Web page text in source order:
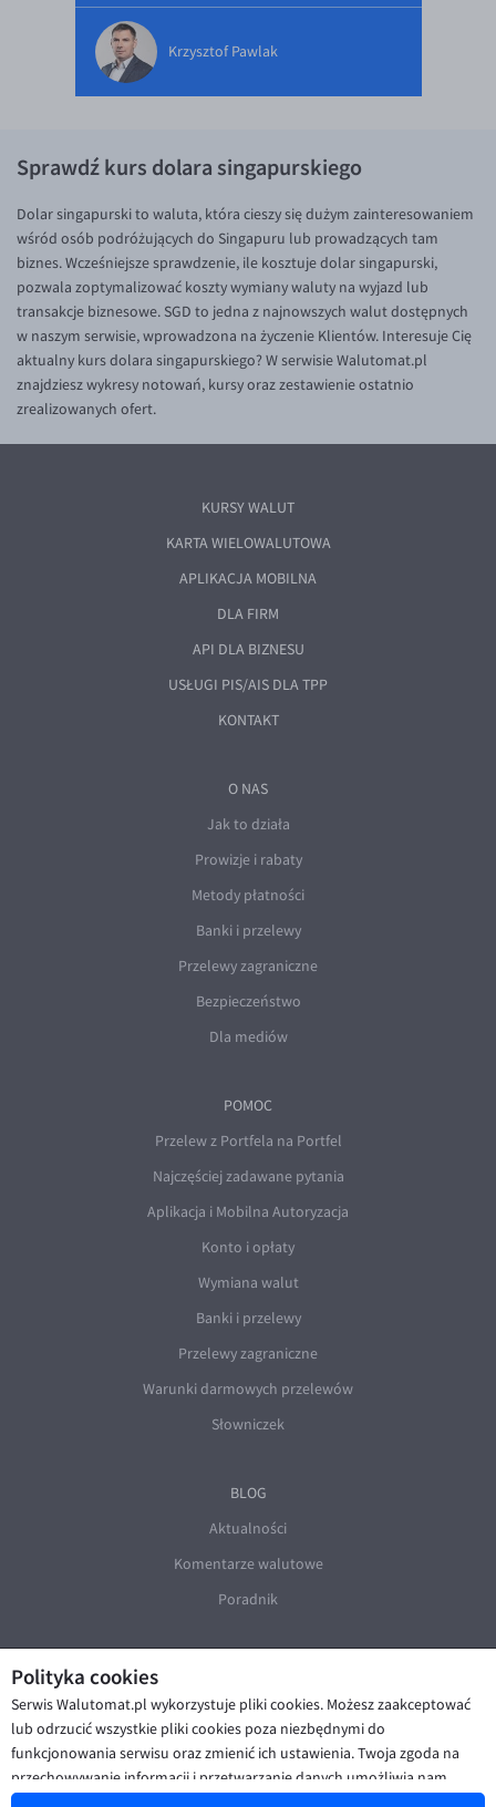
Krzysztof Pawlak
Sprawdź kurs dolara singapurskiego
Dolar singapurski to waluta, która cieszy się dużym zainteresowaniem
wśród osób podróżujących do Singapuru lub prowadzących tam
biznes. Wcześniejsze sprawdzenie, ile kosztuje dolar singapurski,
pozwala zoptymalizować koszty wymiany waluty na wyjazd lub
transakcje biznesowe. SGD to jedna z najnowszych walut dostępnych
w naszym serwisie, wprowadzona na życzenie Klientów. Interesuje Cię
aktualny kurs dolara singapurskiego? W serwisie Walutomat.pl
znajdziesz wykresy notowań, kursy oraz zestawienie ostatnio
zrealizowanych ofert.
Polityka cookies
Serwis Walutomat.pl wykorzystuje pliki cookies. Możesz zaakceptować
lub odrzucić wszystkie pliki cookies poza niezbędnymi do
funkcjonowania serwisu oraz zmienić ich ustawienia. Twoja zgoda na
przechowywanie informacji i przetwarzanie danych umożliwia nam
poprawę funkcjonalności strony oraz prezentowanie Ci
KURSY WALUT
KARTA WIELOWALUTOWA
APLIKACJA MOBILNA
DLA FIRM
API DLA BIZNESU
USŁUGI PIS/AIS DLA TPP
KONTAKT
O NAS
Jak to działa
Prowizje i rabaty
Metody płatności
Banki i przelewy
Przelewy zagraniczne
Bezpieczeństwo
Dla mediów
POMOC
Przelew z Portfela na Portfel
Najczęściej zadawane pytania
Aplikacja i Mobilna Autoryzacja
Konto i opłaty
Wymiana walut
Banki i przelewy
Przelewy zagraniczne
Warunki darmowych przelewów
Słowniczek
BLOG
Aktualności
Komentarze walutowe
Poradnik
© Walutomat 2026 | Regulaminy
|
Polityka prywatności i cookies | Deklaracja dostępności